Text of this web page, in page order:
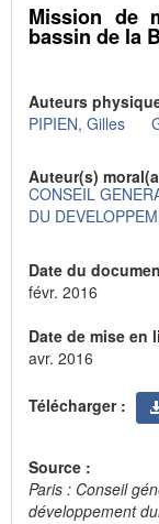
Mission de
bassin de la
Auteurs
PIPIEN, Gilles
Auteur(s)
CONSEIL
DU
Date du
févr. 2016
Date de mise en
avr. 2016
Télécharger :
Source :
Paris : Conseil
développement